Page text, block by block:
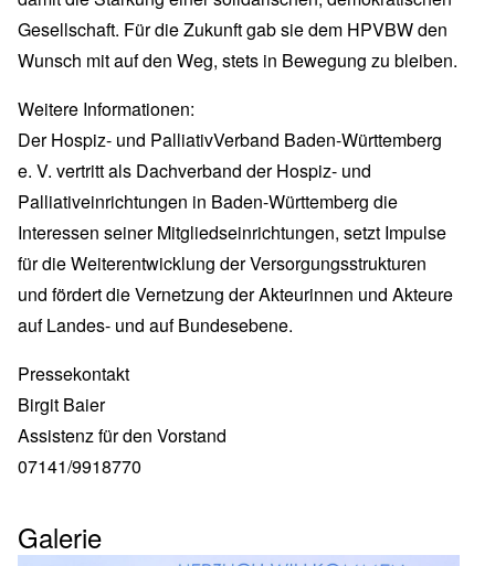
Gesellschaft. Für die Zukunft gab sie dem HPVBW den
Wunsch mit auf den Weg, stets in Bewegung zu bleiben.
Weitere Informationen:
Der Hospiz- und PalliativVerband Baden-Württemberg
e. V. vertritt als Dachverband der Hospiz- und
Palliativeinrichtungen in Baden-Württemberg die
Interessen seiner Mitgliedseinrichtungen, setzt Impulse
für die Weiterentwicklung der Versorgungsstrukturen
und fördert die Vernetzung der Akteurinnen und Akteure
auf Landes- und auf Bundesebene.
Pressekontakt
Birgit Baier
Assistenz für den Vorstand
07141/9918770
Galerie